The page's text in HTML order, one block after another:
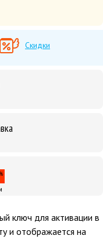
Скидки
ключ для активации в
и отображается на